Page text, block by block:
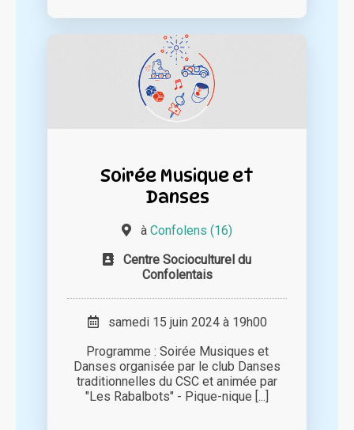
Soirée Musique et
Danses
à Confolens (16)
Centre Socioculturel du
Confolentais
samedi 15 juin 2024 à 19h00
Programme : Soirée Musiques et
Danses organisée par le club Danses
traditionnelles du CSC et animée par
"Les Rabalbots" - Pique-nique [...]